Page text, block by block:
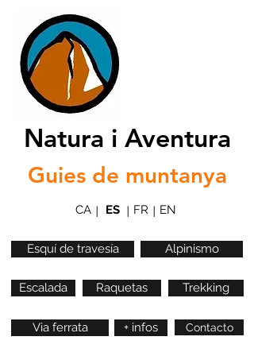
Natura i Aventura
Guies de muntanya
CA | ES | FR | EN
Esquí de travesía Alpinismo
Escalada Raquetas Trekking
Via ferrata + infos Contacto